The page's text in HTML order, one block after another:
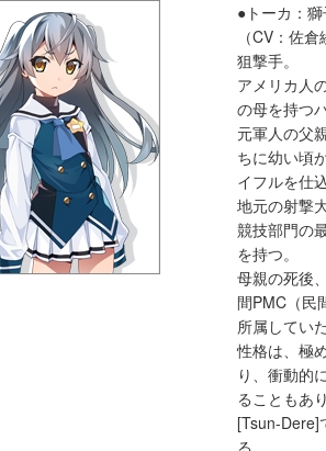
●トーカ：
（CV：佐倉
狙撃手。
アメリカ人
の母を持つ
元軍人の父
ちに幼い頃
イフルを仕
地元の射撃
競技部門の
を持つ。
母親の死後
間PMC（民
所属してい
性格は、極
り、衝動的
ることもあ
[Tsun-Dere]